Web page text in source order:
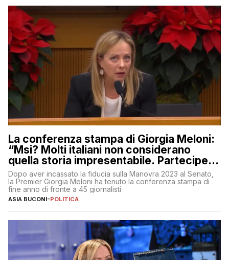
La conferenza stampa di Giorgia Meloni:
“Msi? Molti italiani non considerano
quella storia impresentabile. Parteciperò
al 25 aprile”
Dopo aver incassato la fiducia sulla Manovra 2023 al Senato,
la Premier Giorgia Meloni ha tenuto la conferenza stampa di
fine anno di fronte a 45 giornalisti
ASIA BUCONI-POLITICA